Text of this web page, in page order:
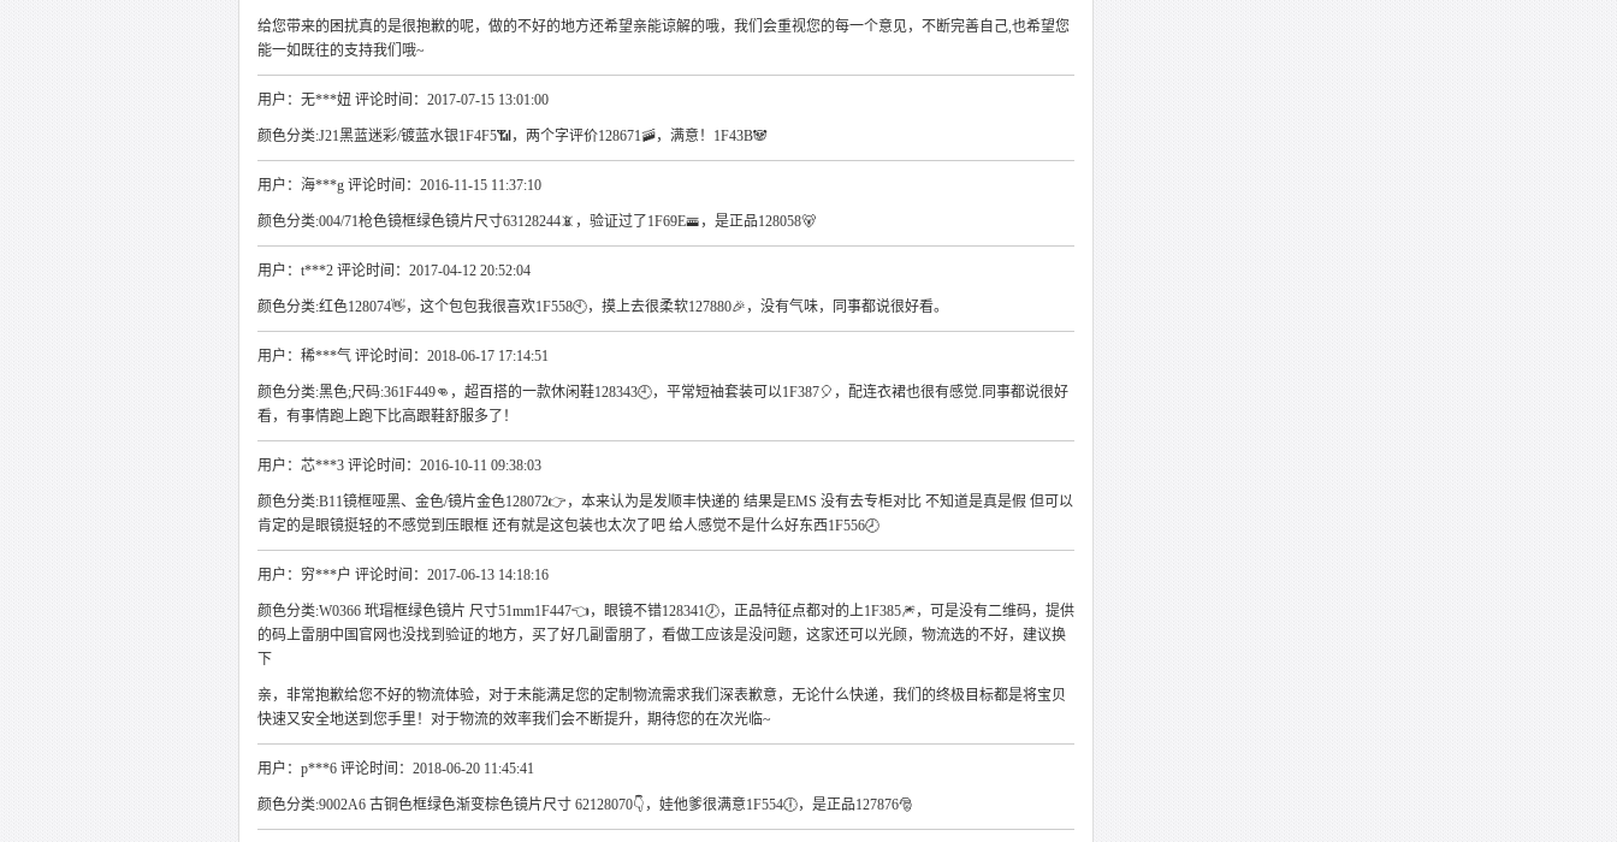
给您带来的困扰真的是很抱歉的呢，做的不好的地方还希望亲能谅解的哦，我们会重视您的每一个意见，不断完善自己,也希望您
能一如既往的支持我们哦~
用户：无***妞 评论时间：2017-07-15 13:01:00
颜色分类:J21黑蓝迷彩/镀蓝水银1F4F5📶，两个字评价128671🚠，满意！1F43B🐼
用户：海***g 评论时间：2016-11-15 11:37:10
颜色分类:004/71枪色镜框绿色镜片尺寸63128244📵，验证过了1F69E🚟，是正品128058🐻
用户：t***2 评论时间：2017-04-12 20:52:04
颜色分类:红色128074👋，这个包包我很喜欢1F558🕙，摸上去很柔软127880🎉，没有气味，同事都说很好看。
用户：稀***气 评论时间：2018-06-17 17:14:51
颜色分类:黑色;尺码:361F449👊，超百搭的一款休闲鞋128343🕘，平常短袖套装可以1F387🎈，配连衣裙也很有感觉.同事都说很好
看，有事情跑上跑下比高跟鞋舒服多了！
用户：芯***3 评论时间：2016-10-11 09:38:03
颜色分类:B11镜框哑黑、金色/镜片金色128072👉，本来认为是发顺丰快递的 结果是EMS 没有去专柜对比 不知道是真是假 但可以
肯定的是眼镜挺轻的不感觉到压眼框 还有就是这包装也太次了吧 给人感觉不是什么好东西1F556🕗
用户：穷***户 评论时间：2017-06-13 14:18:16
颜色分类:W0366 玳瑁框绿色镜片 尺寸51mm1F447👈，眼镜不错128341🕖，正品特征点都对的上1F385🎆，可是没有二维码，提供
的码上雷朋中国官网也没找到验证的地方，买了好几副雷朋了，看做工应该是没问题，这家还可以光顾，物流选的不好，建议换
下
亲，非常抱歉给您不好的物流体验，对于未能满足您的定制物流需求我们深表歉意，无论什么快递，我们的终极目标都是将宝贝
快速又安全地送到您手里！对于物流的效率我们会不断提升，期待您的在次光临~
用户：p***6 评论时间：2018-06-20 11:45:41
颜色分类:9002A6 古铜色框绿色渐变棕色镜片尺寸 62128070👇，娃他爹很满意1F554🕕，是正品127876🎅